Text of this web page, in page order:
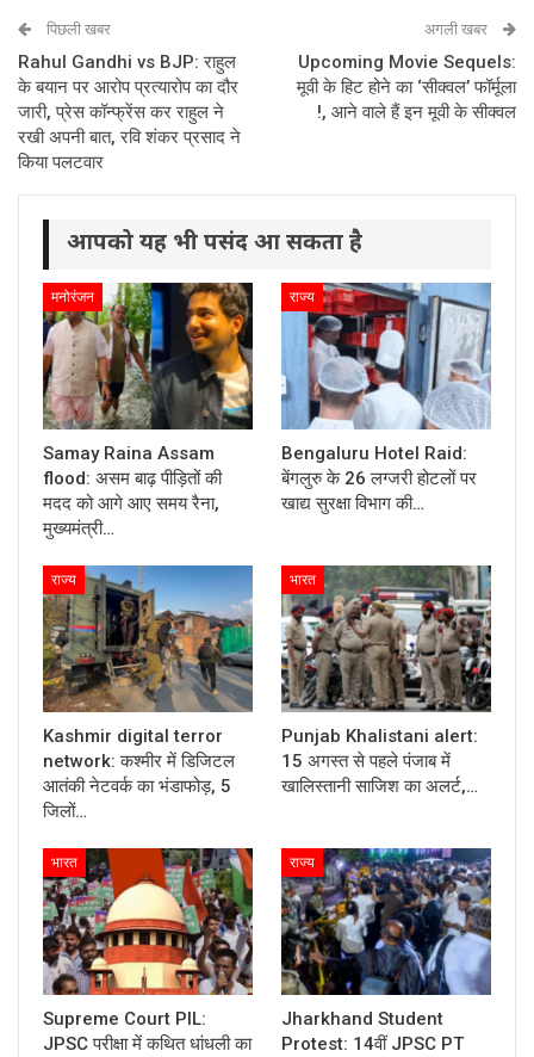
पिछली खबर
Rahul Gandhi vs BJP: राहुल
के बयान पर आरोप प्रत्यारोप का दौर
जारी, प्रेस कॉन्फ्रेंस कर राहुल ने
रखी अपनी बात, रवि शंकर प्रसाद ने
किया पलटवार
अगली खबर
Upcoming Movie Sequels:
मूवी के हिट होने का ‘सीक्वल’ फॉर्मूला
!, आने वाले हैं इन मूवी के सीक्वल
आपको यह भी पसंद आ सकता है
मनोरंजन
Samay Raina Assam
flood: असम बाढ़ पीड़ितों की
मदद को आगे आए समय रैना,
मुख्यमंत्री…
राज्य
Bengaluru Hotel Raid:
बेंगलुरु के 26 लग्जरी होटलों पर
खाद्य सुरक्षा विभाग की…
राज्य
Kashmir digital terror
network: कश्मीर में डिजिटल
आतंकी नेटवर्क का भंडाफोड़, 5
जिलों…
भारत
Punjab Khalistani alert:
15 अगस्त से पहले पंजाब में
खालिस्तानी साजिश का अलर्ट,…
भारत
Supreme Court PIL:
JPSC परीक्षा में कथित धांधली का
राज्य
Jharkhand Student
Protest: 14वीं JPSC PT